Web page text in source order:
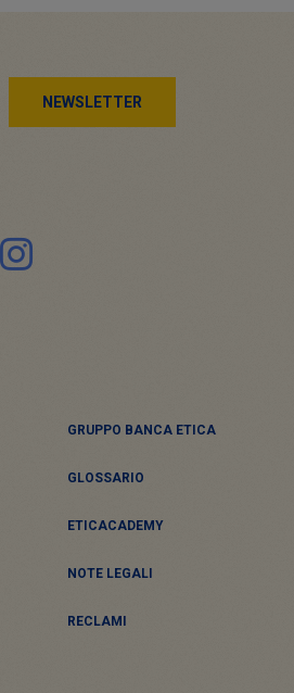
NEWSLETTER
GRUPPO BANCA ETICA
GLOSSARIO
ETICACADEMY
NOTE LEGALI
RECLAMI